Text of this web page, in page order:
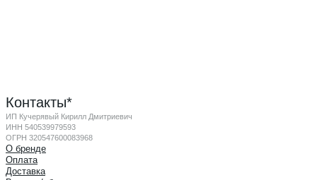
Контакты*
ИП Кучерявый Кирилл Дмитриевич
ИНН 540539979593
ОГРН 320547600083968
О бренде
Оплата
Доставка